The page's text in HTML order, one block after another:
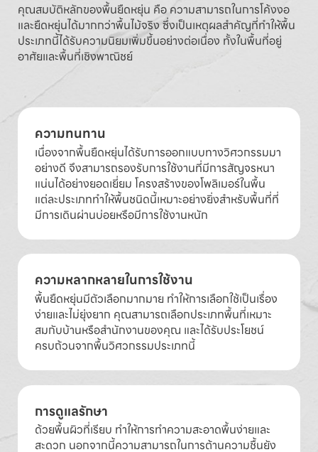
คุณสมบัติหลักของพื้นยืดหยุ่น คือ ความสามารถในการโค้งงอ
และยืดหยุ่นได้มากกว่าพื้นไม้จริง ซึ่งเป็นเหตุผลสำคัญที่ทำให้พื้น
ประเภทนี้ได้รับความนิยมเพิ่มขึ้นอย่างต่อเนื่อง ทั้งในพื้นที่อยู่
อาศัยและพื้นที่เชิงพาณิชย์
ความทนทาน
เนื่องจากพื้นยืดหยุ่นได้รับการออกแบบทางวิศวกรรมมา
อย่างดี จึงสามารถรองรับการใช้งานที่มีการสัญจรหนา
แน่นได้อย่างยอดเยี่ยม โครงสร้างของโพลิเมอร์ในพื้น
แต่ละประเภททำให้พื้นชนิดนี้เหมาะอย่างยิ่งสำหรับพื้นที่ที่
มีการเดินผ่านบ่อยหรือมีการใช้งานหนัก
ความหลากหลายในการใช้งาน
พื้นยืดหยุ่นมีตัวเลือกมากมาย ทำให้การเลือกใช้เป็นเรื่อง
ง่ายและไม่ยุ่งยาก คุณสามารถเลือกประเภทพื้นที่เหมาะ
สมกับบ้านหรือสำนักงานของคุณ และได้รับประโยชน์
ครบถ้วนจากพื้นวิศวกรรมประเภทนี้
การดูแลรักษา
ด้วยพื้นผิวที่เรียบ ทำให้การทำความสะอาดพื้นง่ายและ
สะดวก นอกจากนี้ความสามารถในการต้านความชื้นยัง